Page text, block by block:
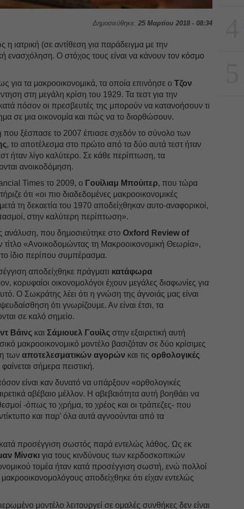
Δημοσιεύθηκε: 25 Μαρτίου 2018 - 08:34
η ιατρική (σε αντίθεση για παράδειγμα με την
ενασχόληση. Ο στόχος τους είναι να κάνουν τον κόσμο
για τα μακροοικονομικά, τα οποία επινόησε οΤζον
στη μεγάλη κρίση του 1929. Τα τεστ για την
κατά πόσον οι πρεσβευτές της μπορούν να κατανοήσουν τι
σε μια οικονομία και πώς να το διορθώσουν.
που ξέσπασε το 2007 έπιασε σχεδόν το σύνολο των
, το αποτέλεσμα στο πρώτο από τα δύο αυτά τεστ ήταν
ήταν λίγο καλύτερο. Σε κάθε περίπτωση, τα
ανοικοδόμηση.
Times το 2009, ο Γουίλιαμ Μπούιτερ, που τώρα
ότι «οι πιο διαδεδομένες μακροοικονομικές
τη δεκαετία του 1970 αποδείχθηκαν αυτο-αναφορικοί,
στην καλύτερη περίπτωση».
ανάλυση, που δημοσιεύτηκε στοOxford Review of
τίτλο «Ανοικοδομώντας τη Μακροοικονομική Θεωρία»,
ίδιο περίπου συμπέρασμα.
αποδείχθηκε πράγματι κατάφωρα
κορυφαίοι οικονομολόγοι έχουν μεγάλες διαφωνίες για
Ο Σωκράτης λέει ότι η γνώση της άγνοιάς μας είναι
ότι γνωρίζουμε. Αν είναι έτσι, τα
σε καλό σημείο.
Βάινς καιΣάμιουελ Γουίλς στην εξαιρετική αυτή
μακροοικονομικό μοντέλο βασιζόταν σε δύο κρίσιμες
των αποτελεσματικών αγορών και τιςορθολογικές
σήμερα πειστική.
είναι καν δυνατό να υπάρξουν «ορθολογικές
αβέβαιο μέλλον. Η αβεβαιότητα αυτή βοηθάει να
-όπως το χρήμα, το χρέος και οι τράπεζες- που
και παρ’ όλα αυτά αγνοούνται από τα
κατά προσέγγιση σωστός παρά εντελώς λάθος. Ως εκ
Μίνσκι για τους κινδύνους των κερδοσκοπικών
τομέα ήταν κατά προσέγγιση σωστή, ενώ πολλοί
αποδείχθηκε ότι είχαν εντελώς
μοντέλο λειτουργεί σε ομαλές συνθήκες δεν είναι